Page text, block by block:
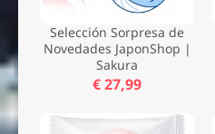
Selección Sorpresa de
Novedades JaponShop |
Sakura
€ 27,99